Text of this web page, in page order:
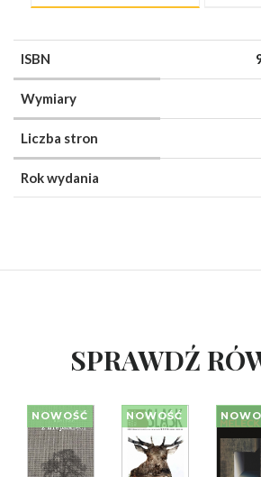
ISBN
Wymiary
Liczba stron
Rok wydania
SPRAWDŹ
NOWOŚĆ NOWOŚĆ